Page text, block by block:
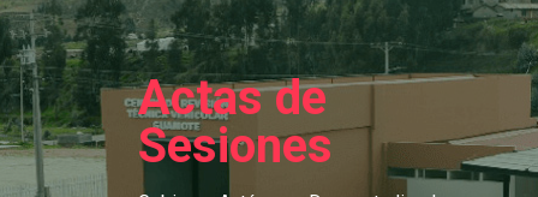
Actas de
Sesiones